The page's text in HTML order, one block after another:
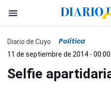
Diario de Cuyo Política
11 de septiembre de 2014 - 00:00
Selfie